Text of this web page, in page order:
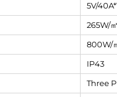
5V/
265W/
800W/
IP43
Three